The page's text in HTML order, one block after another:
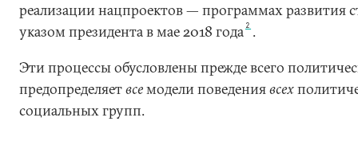
реализации нацпроектов — программах развития
указом президента в мае 2018 года 2 .
Эти процессы обусловлены прежде всего
предопределяетвсемодели поведениявсех
социальных групп.